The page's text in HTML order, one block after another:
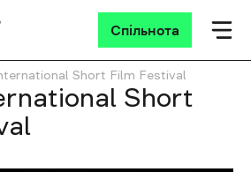
Спільнота
Short Film Festival
Short